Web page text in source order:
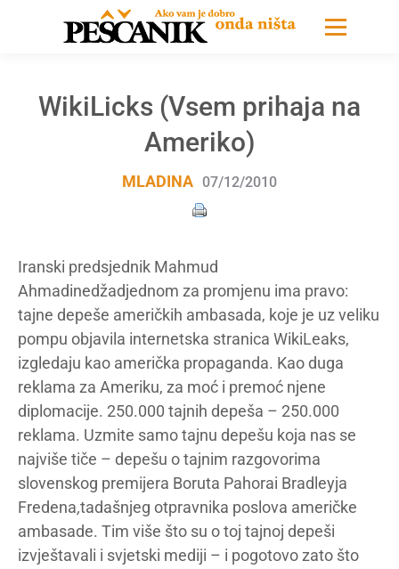
WikiLicks (Vsem prihaja na
Ameriko)
MLADINA 07/12/2010
Iranski predsjednik Mahmud
Ahmadinedžadjednom za promjenu ima pravo:
tajne depeše američkih ambasada, koje je uz veliku
pompu objavila internetska stranica WikiLeaks,
izgledaju kao američka propaganda. Kao duga
reklama za Ameriku, za moć i premoć njene
diplomacije. 250.000 tajnih depeša – 250.000
reklama. Uzmite samo tajnu depešu koja nas se
najviše tiče – depešu o tajnim razgovorima
slovenskog premijera Boruta Pahorai Bradleyja
Fredena,tadašnjeg otpravnika poslova američke
ambasade. Tim više što su o toj tajnoj depeši
izvještavali i svjetski mediji – i pogotovo zato što